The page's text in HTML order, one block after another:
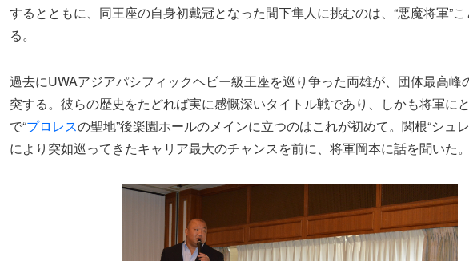
するとともに、同王座の自身初戴冠となった間下隼人に挑むのは、“悪魔将軍”
る。
過去にUWAアジアパシフィックヘビー級王座を巡り争った両雄が、団体最高峰
突する。彼らの歴史をたどれば実に感慨深いタイトル戦であり、しかも将軍に
で“プロレスの聖地”後楽園ホールのメインに立つのはこれが初めて。関根“シュ
により突如巡ってきたキャリア最大のチャンスを前に、将軍岡本に話を聞いた。